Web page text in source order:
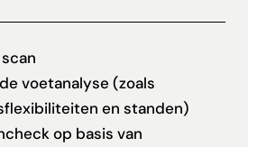
voetanalyse (zoals
en standen)
op basis van